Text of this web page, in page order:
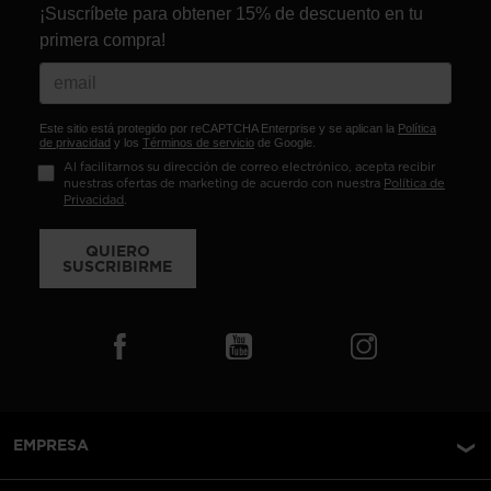
¡Suscríbete para obtener 15% de descuento en tu
primera compra!
Este sitio está protegido por reCAPTCHA Enterprise y se aplican la Política
de privacidad y los Términos de servicio de Google.
Al facilitarnos su dirección de correo electrónico, acepta recibir
nuestras ofertas de marketing de acuerdo con nuestra Política de
Privacidad.
QUIERO
SUSCRIBIRME
EMPRESA